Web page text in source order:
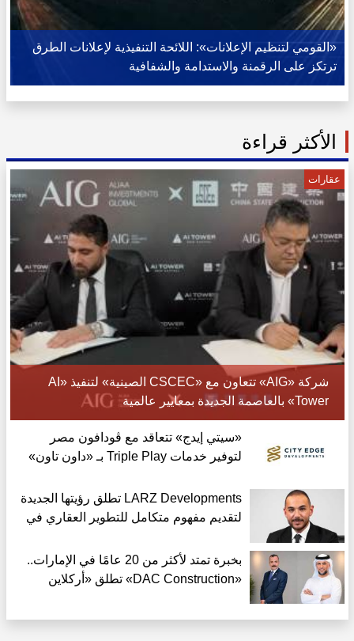
«القومي لتنظيم الإعلانات»: اللائحة التنفيذية لإعلانات الطرق
ترتكز على الرقمنة والاستدامة والشفافية
الأكثر قراءة
عقارات
شركة «AIG» تتعاون مع «CSCEC الصينية» لتنفيذ «AI
Tower» بالعاصمة الجديدة بمعايير عالمية
«سيتي إيدج» تتعاقد مع ڤودافون مصر
لتوفير خدمات Triple Play بـ «داون تاون»
LARZ Developments تطلق رؤيتها الجديدة
لتقديم مفهوم متكامل للتطوير العقاري في
بخبرة تمتد لأكثر من 20 عامًا في الإمارات..
«DAC Construction» تطلق «أركلاين